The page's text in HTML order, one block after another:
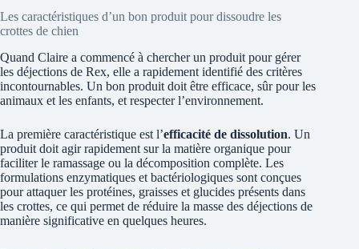
Les caractéristiques d’un bon produit pour dissoudre les
crottes de chien
Quand Claire a commencé à chercher un produit pour gérer
les déjections de Rex, elle a rapidement identifié des critères
incontournables. Un bon produit doit être efficace, sûr pour les
animaux et les enfants, et respecter l’environnement.
La première caractéristique est l’efficacité de dissolution. Un
produit doit agir rapidement sur la matière organique pour
faciliter le ramassage ou la décomposition complète. Les
formulations enzymatiques et bactériologiques sont conçues
pour attaquer les protéines, graisses et glucides présents dans
les crottes, ce qui permet de réduire la masse des déjections de
manière significative en quelques heures.